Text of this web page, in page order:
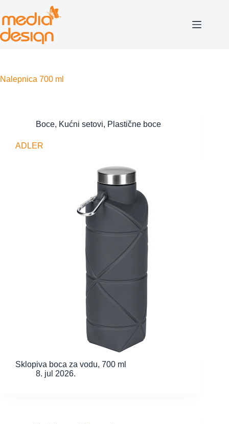
content
Nalepnica 700 ml
Boce, Kućni setovi, Plastične boce
ADLER
Sklopiva boca za vodu, 700 ml
8. jul 2026.